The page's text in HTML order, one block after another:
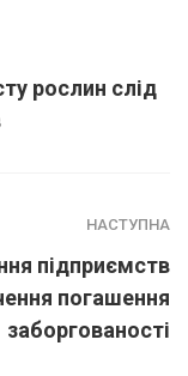
рослин слід
НАСТУПНА
підприємств
погашення
заборгованості